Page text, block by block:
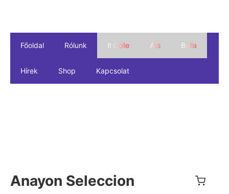
Főoldal Rólunk Il Colle Áts Balla
Hírek Shop Kapcsolat
Anayon Seleccion